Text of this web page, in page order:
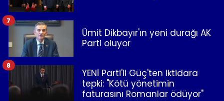
Ümit Dikbayır'ın yeni durağı AK
Parti oluyor
7
YENİ Parti'li Güç'ten iktidara
tepki: "Kötü yönetimin
faturasını Romanlar ödüyor"
8